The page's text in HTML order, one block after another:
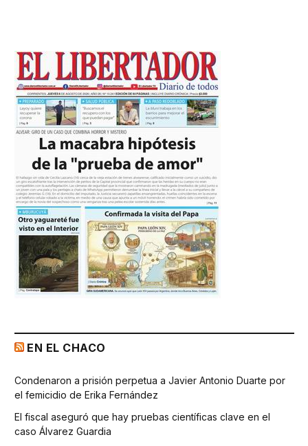
EN EL CHACO
Condenaron a prisión perpetua a Javier Antonio Duarte por
el femicidio de Erika Fernández
El fiscal aseguró que hay pruebas científicas clave en el
caso Álvarez Guardia